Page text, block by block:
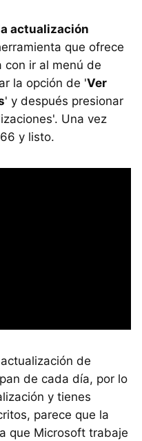
actualización
que ofrece
con ir al menú de
la opción de 'Ver
' y después presionar
Una vez
y listo.
de
de cada día, por lo
y tienes
parece que la
que Microsoft trabaje